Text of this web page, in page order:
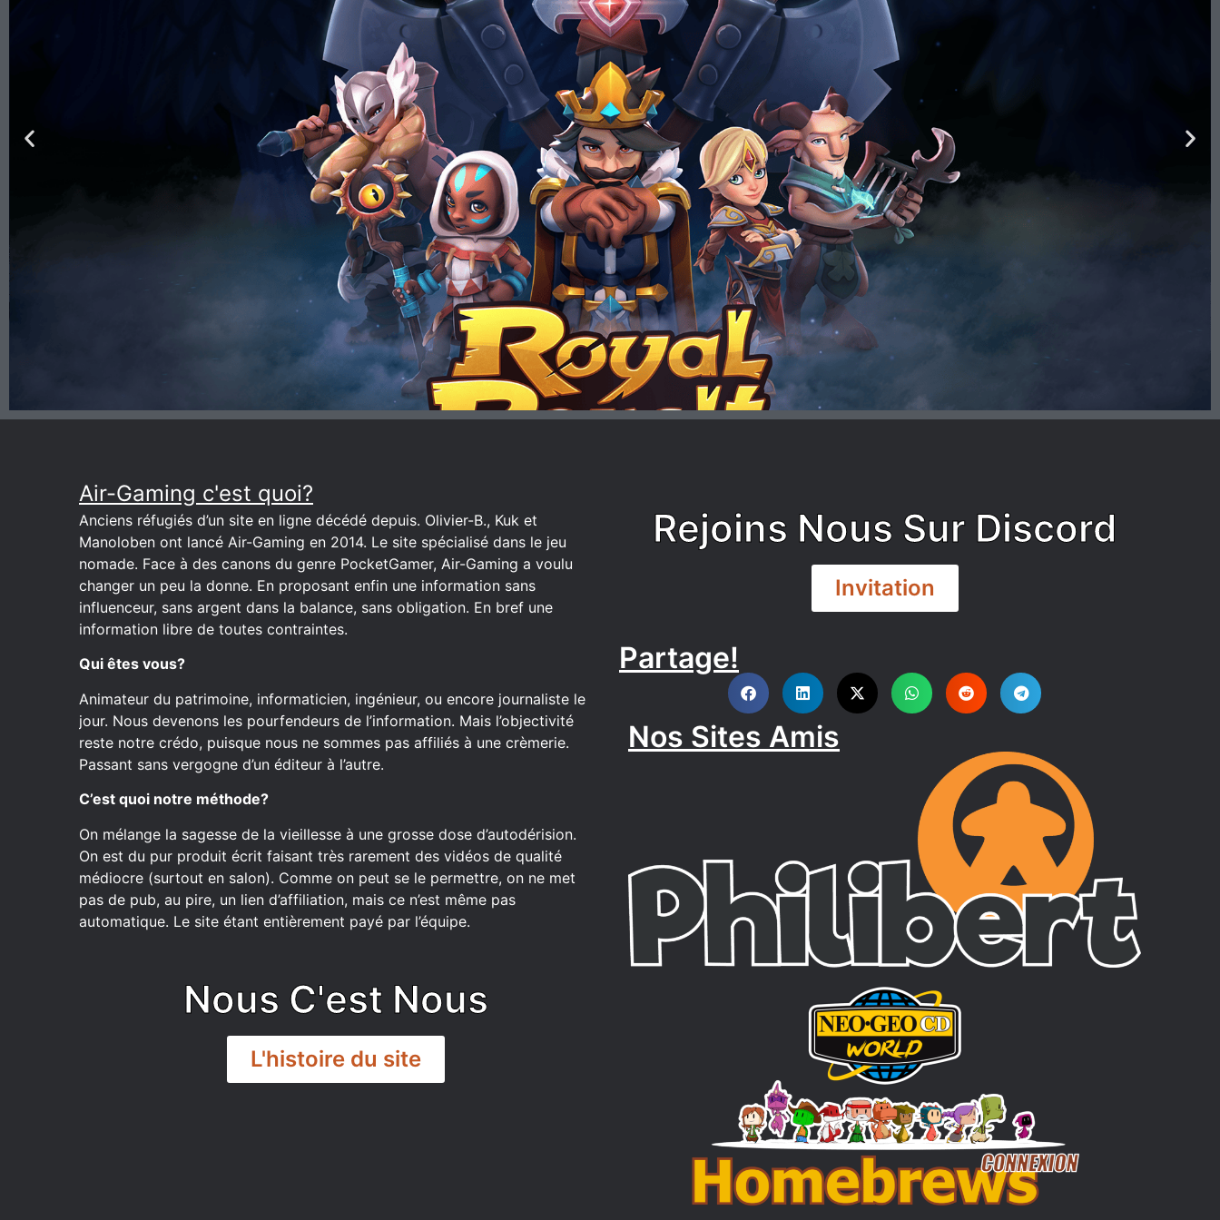
Air-Gaming c'est quoi?
Anciens réfugiés d’un site en ligne décédé depuis. Olivier-B., Kuk et
Manoloben ont lancé Air-Gaming en 2014. Le site spécialisé dans le jeu
nomade. Face à des canons du genre PocketGamer, Air-Gaming a voulu
changer un peu la donne. En proposant enfin une information sans
influenceur, sans argent dans la balance, sans obligation. En bref une
information libre de toutes contraintes.
Qui êtes vous?
Animateur du patrimoine, informaticien, ingénieur, ou encore journaliste le
jour. Nous devenons les pourfendeurs de l’information. Mais l’objectivité
reste notre crédo, puisque nous ne sommes pas affiliés à une crèmerie.
Passant sans vergogne d’un éditeur à l’autre.
C’est quoi notre méthode?
On mélange la sagesse de la vieillesse à une grosse dose d’autodérision.
On est du pur produit écrit faisant très rarement des vidéos de qualité
médiocre (surtout en salon). Comme on peut se le permettre, on ne met
pas de pub, au pire, un lien d’affiliation, mais ce n’est même pas
automatique. Le site étant entièrement payé par l’équipe.
Nous C'est Nous
L'histoire du site
Rejoins Nous Sur Discord
Invitation
DISCORD
Partage!
Nos Sites Amis